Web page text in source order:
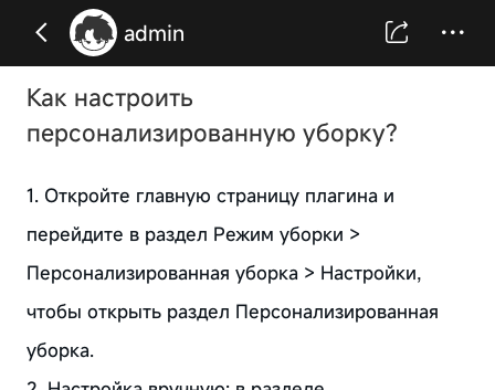
admin
Как настроить
персонализированную уборку?
1. Откройте главную страницу плагина и
перейдите в раздел Режим уборки >
Персонализированная уборка > Настройки,
чтобы открыть раздел Персонализированная
уборка.